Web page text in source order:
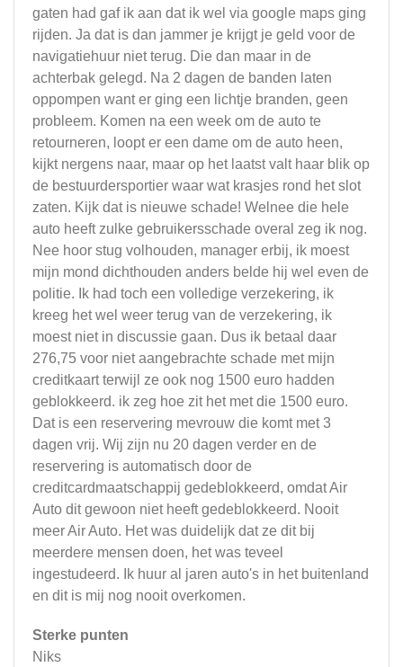
gaten had gaf ik aan dat ik wel via google maps ging
rijden. Ja dat is dan jammer je krijgt je geld voor de
navigatiehuur niet terug. Die dan maar in de
achterbak gelegd. Na 2 dagen de banden laten
oppompen want er ging een lichtje branden, geen
probleem. Komen na een week om de auto te
retourneren, loopt er een dame om de auto heen,
kijkt nergens naar, maar op het laatst valt haar blik op
de bestuurdersportier waar wat krasjes rond het slot
zaten. Kijk dat is nieuwe schade! Welnee die hele
auto heeft zulke gebruikersschade overal zeg ik nog.
Nee hoor stug volhouden, manager erbij, ik moest
mijn mond dichthouden anders belde hij wel even de
politie. Ik had toch een volledige verzekering, ik
kreeg het wel weer terug van de verzekering, ik
moest niet in discussie gaan. Dus ik betaal daar
276,75 voor niet aangebrachte schade met mijn
creditkaart terwijl ze ook nog 1500 euro hadden
geblokkeerd. ik zeg hoe zit het met die 1500 euro.
Dat is een reservering mevrouw die komt met 3
dagen vrij. Wij zijn nu 20 dagen verder en de
reservering is automatisch door de
creditcardmaatschappij gedeblokkeerd, omdat Air
Auto dit gewoon niet heeft gedeblokkeerd. Nooit
meer Air Auto. Het was duidelijk dat ze dit bij
meerdere mensen doen, het was teveel
ingestudeerd. Ik huur al jaren auto's in het buitenland
en dit is mij nog nooit overkomen.
Sterke punten
Niks